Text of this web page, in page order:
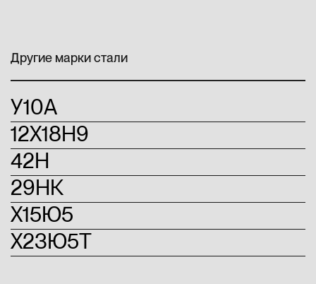
Другие марки стали
У10А
12Х18Н9
42Н
29НК
Х15Ю5
Х23Ю5Т